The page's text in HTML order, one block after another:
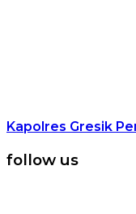
Kapolres Gresik
follow us